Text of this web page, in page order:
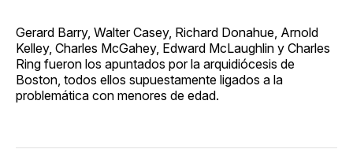
Gerard Barry, Walter Casey, Richard Donahue, Arnold
Kelley, Charles McGahey, Edward McLaughlin y Charles
Ring fueron los apuntados por la arquidiócesis de
Boston, todos ellos supuestamente ligados a la
problemática con menores de edad.